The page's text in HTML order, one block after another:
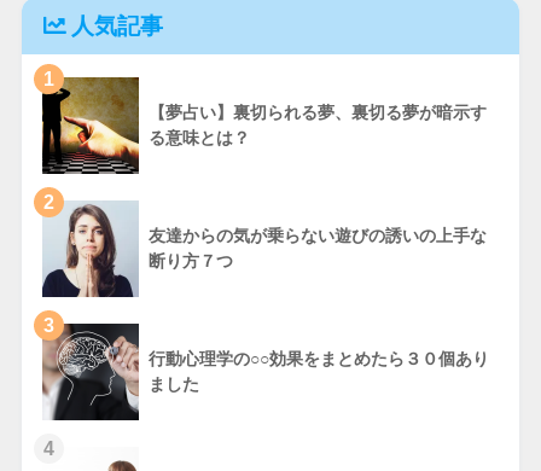
人気記事
1
【夢占い】裏切られる夢、裏切る夢が暗示す
る意味とは？
2
友達からの気が乗らない遊びの誘いの上手な
断り方７つ
3
行動心理学の○○効果をまとめたら３０個あり
ました
4